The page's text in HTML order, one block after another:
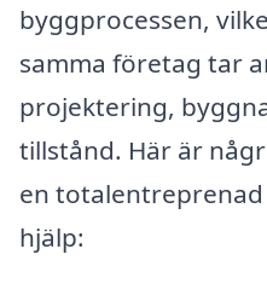
byggprocessen,
samma företag tar
projektering,
tillstånd. Här är
en
hjälp: